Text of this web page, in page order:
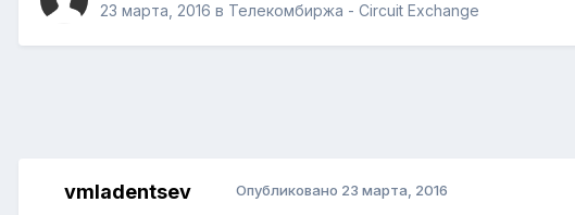
23 марта, 2016 в Телекомбиржа - Circuit Exchange
vmladentsev Опубликовано 23 марта, 2016